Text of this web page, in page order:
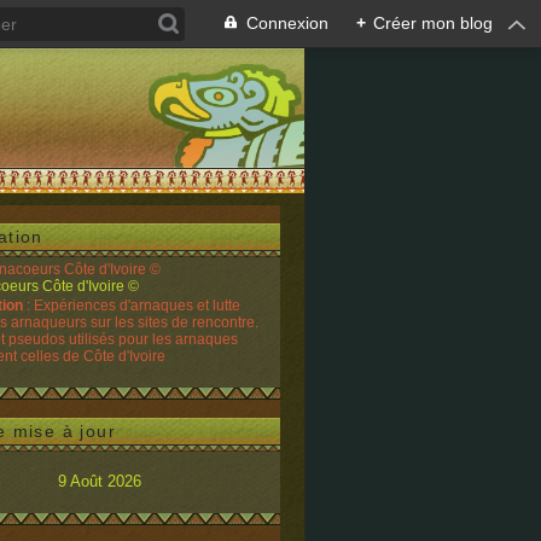
Connexion + Créer mon blog
Côte d'Ivoire ©
: Expériences d'arnaques et lutte
arnaqueurs sur les sites de rencontre.
pseudos utilisés pour les arnaques
celles de Côte d'Ivoire
mise à jour
9 Août 2026